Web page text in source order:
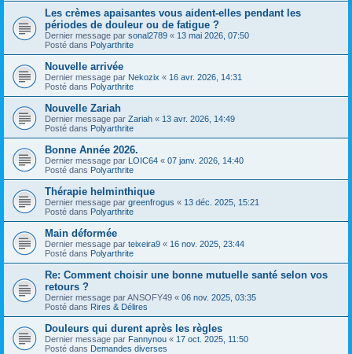
Les crèmes apaisantes vous aident-elles pendant les
périodes de douleur ou de fatigue ?
Dernier message par sonal2789 « 13 mai 2026, 07:50
Posté dans Polyarthrite
Nouvelle arrivée
Dernier message par Nekozix « 16 avr. 2026, 14:31
Posté dans Polyarthrite
Nouvelle Zariah
Dernier message par Zariah « 13 avr. 2026, 14:49
Posté dans Polyarthrite
Bonne Année 2026.
Dernier message par LOIC64 « 07 janv. 2026, 14:40
Posté dans Polyarthrite
Thérapie helminthique
Dernier message par greenfrogus « 13 déc. 2025, 15:21
Posté dans Polyarthrite
Main déformée
Dernier message par teixeira9 « 16 nov. 2025, 23:44
Posté dans Polyarthrite
Re: Comment choisir une bonne mutuelle santé selon vos
retours ?
Dernier message parANSOFY49 « 06 nov. 2025, 03:35
Posté dans Rires & Délires
Douleurs qui durent après les règles
Dernier message par Fannynou « 17 oct. 2025, 11:50
Posté dans Demandes diverses